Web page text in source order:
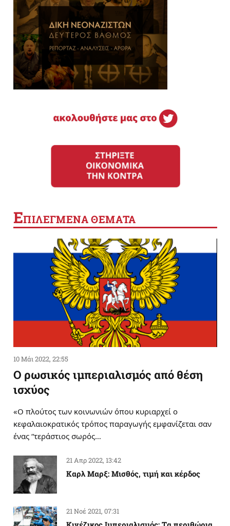
ΕΠΙΛΕΓΜΕΝΑ ΘΕΜΑΤΑ
10 Μάι 2022, 22:55
Ο ρωσικός ιμπεριαλισμός από θέση
ισχύος
«Ο πλούτος των κοινωνιών όπου κυριαρχεί ο
κεφαλαιοκρατικός τρόπος παραγωγής εμφανίζεται σαν
ένας “τεράστιος σωρός…
21 Απρ 2022, 13:42
Καρλ Μαρξ: Μισθός, τιμή και κέρδος
21 Νοέ 2021, 07:31